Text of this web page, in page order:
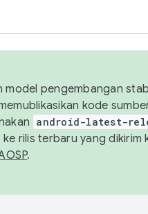
pengembangan
kode
android-latest-
rilis terbaru yang dikirim
.